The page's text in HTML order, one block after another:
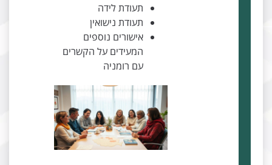
תעודת לידה
תעודת נישואין
אישורים נוספים
המעידים על הקשרים
עם רומניה